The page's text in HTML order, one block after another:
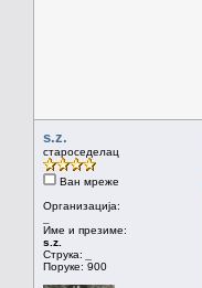
s.z.
староседелац
Ван мреже
Организација:
Име и презиме:
s.z.
Струка:
Поруке: 900